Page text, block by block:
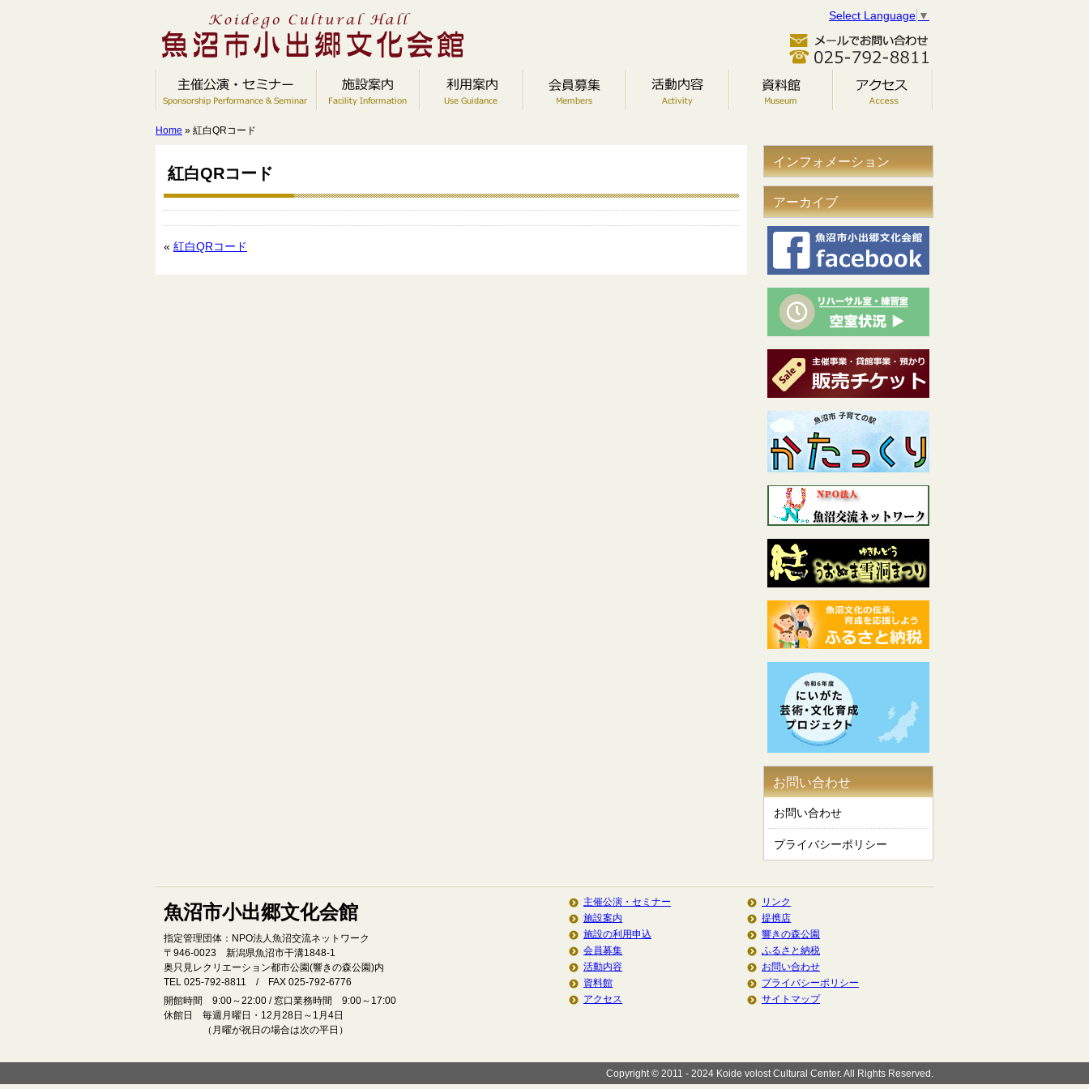
Select Language ▼
Home » 紅白QRコード
紅白QRコード
« 紅白QRコード
インフォメーション
アーカイブ
お問い合わせ
お問い合わせ
プライバシーポリシー
魚沼市小出郷文化会館
指定管理団体：NPO法人魚沼交流ネットワーク
〒946‐0023 新潟県魚沼市干溝1848‐1
奥只見レクリエーション都市公園(響きの森公園)内
TEL 025-792-8811 / FAX 025-792-6776
開館時間 9:00～22:00 / 窓口業務時間 9:00～17:00
休館日 毎週月曜日・12月28日～1月4日
（月曜が祝日の場合は次の平日）
主催公演・セミナー
施設案内
施設の利用申込
会員募集
活動内容
資料館
アクセス
リンク
提携店
響きの森公園
ふるさと納税
お問い合わせ
プライバシーポリシー
サイトマップ
Copyright © 2011 - 2024 Koide volost Cultural Center. All Rights Reserved.